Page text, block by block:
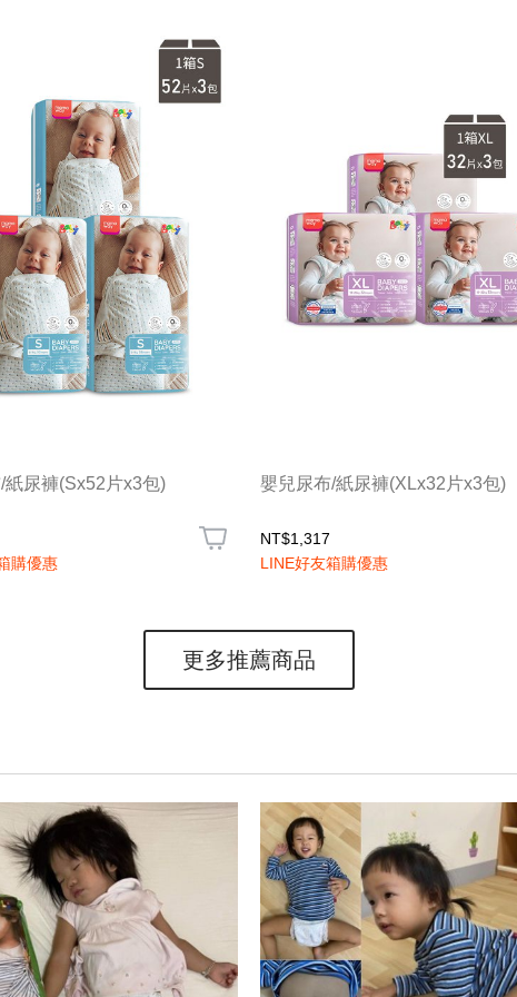
紙尿褲(Sx52片x3包)
購優惠
嬰兒尿布/紙尿褲(XLx32片x3包)
NT$1,317
LINE好友箱購優惠
更多推薦商品